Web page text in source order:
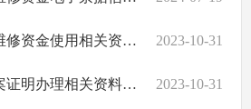
2023-10-31
金使用相关资料下载
2023-10-31
明办理相关资料下载